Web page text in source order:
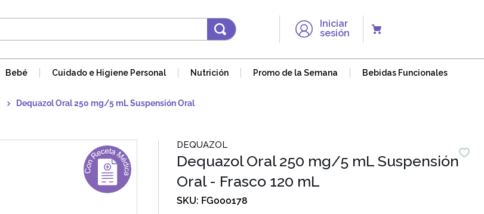
Iniciar
sesión
Bebé Cuidado e Higiene Personal Nutrición Promo de la Semana Bebidas Funcionales
Dequazol Oral 250 mg/5 mL Suspensión Oral
DEQUAZOL
Dequazol Oral 250 mg/5 mL Suspensión
Oral - Frasco 120 mL
FG000178